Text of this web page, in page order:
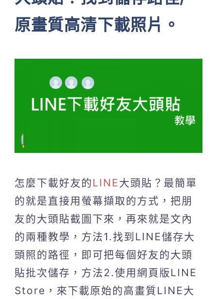
原畫質高清下載照片。
怎麼下載好友的LINE 大頭貼？最簡單
的就是直接用螢幕擷取的方式，把朋
友的大頭貼截圖下來，再來就是文內
的兩種教學，方法1.找到LINE儲存大
頭照的路徑，即可把每個好友的大頭
貼批次儲存，方法2.使用網頁版LINE
Store，來下載原始的高畫質LINE大